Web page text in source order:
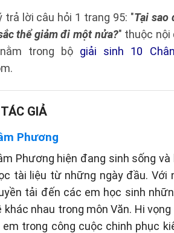
trả lời câu hỏi 1 trang 95: "Tại sao
thể giảm đi một nửa?" thuộc nội
trong bộ giải sinh 10
GIẢ
Phương
Phương hiện đang sinh sống
tài liệu từ những ngày đầu. Với
tải đến các em học sinh
khác nhau trong môn Văn. Hi
trong công cuộc chinh phục